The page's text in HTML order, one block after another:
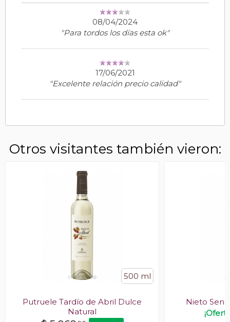
08/04/2024
"Para tordos los días esta ok"
17/06/2021
"Excelente relación precio calidad"
Otros visitantes también vieron:
500 ml
Putruele Tardío de Abril Dulce
Natural
Nieto